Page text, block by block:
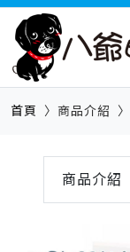
首頁 商品介紹
商品介紹